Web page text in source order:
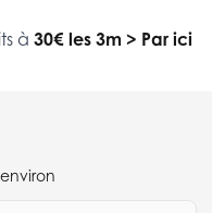
à 30€ les 3m > Par ici